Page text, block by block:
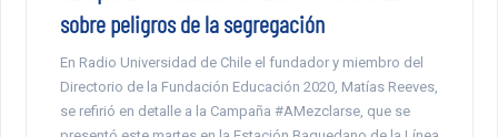
sobre peligros de la segregación
En Radio Universidad de Chile el fundador y miembro del
Directorio de la Fundación Educación 2020, Matías Reeves,
se refirió en detalle a la Campaña #AMezclarse, que se